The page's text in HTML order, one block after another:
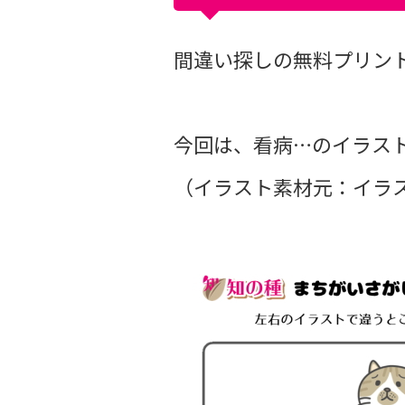
間違い探しの無料プリン
今回は、看病…のイラス
（イラスト素材元：イラ